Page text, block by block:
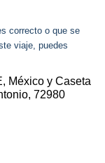
correcto o que se
viaje, puedes
México y Caseta
72980